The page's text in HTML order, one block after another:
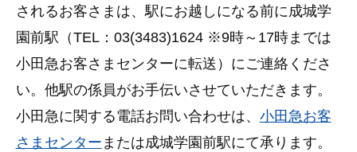
されるお客さまは、駅にお越しになる前に成城学
園前駅（TEL：03(3483)1624 ※9時～17時までは
小田急お客さまセンターに転送）にご連絡くださ
い。他駅の係員がお手伝いさせていただきます。
小田急に関する電話お問い合わせは、 小田急お客
さまセンター または成城学園前駅にて承ります。